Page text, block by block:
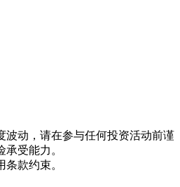
波动，请在参与任何投资活动前谨
受能力。
款约束。